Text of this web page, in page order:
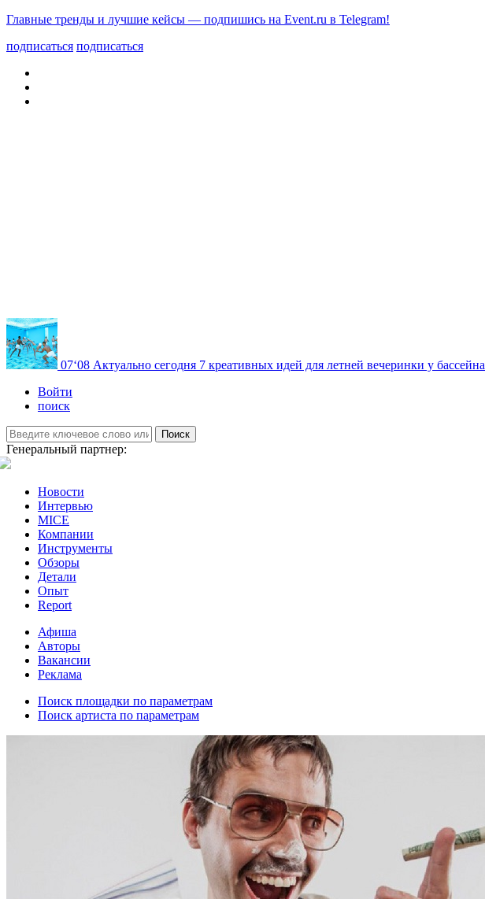
Главные тренды и лучшие кейсы — подпишись на Event.ru в Telegram!
подписаться подписаться
07‘08 Актуально сегодня 7 креативных идей для летней вечеринки у бассейна
Войти
поиск
Поиск
Генеральный партнер:
Новости
Интервью
MICE
Компании
Инструменты
Обзоры
Детали
Опыт
Report
Афиша
Авторы
Вакансии
Реклама
Поиск площадки по параметрам
Поиск артиста по параметрам